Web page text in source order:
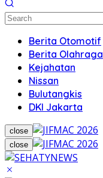
Berita Otomotif
Berita Olahraga
Kejahatan
Nissan
Bulutangkis
DKI Jakarta
close
close